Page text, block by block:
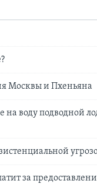
Москвы и Пхеньяна
на воду подводной
за